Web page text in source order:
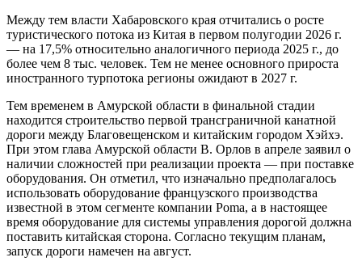
Между тем власти Хабаровского края отчитались о росте
туристического потока из Китая в первом полугодии 2026 г.
— на 17,5% относительно аналогичного периода 2025 г., до
более чем 8 тыс. человек. Тем не менее основного прироста
иностранного турпотока регионы ожидают в 2027 г.
Тем временем в Амурской области в финальной стадии
находится строительство первой трансграничной канатной
дороги между Благовещенском и китайским городом Хэйхэ.
При этом глава Амурской области В. Орлов в апреле заявил о
наличии сложностей при реализации проекта — при поставке
оборудования. Он отметил, что изначально предполагалось
использовать оборудование французского производства
известной в этом сегменте компании Poma, а в настоящее
время оборудование для системы управления дорогой должна
поставить китайская сторона. Согласно текущим планам,
запуск дороги намечен на август.